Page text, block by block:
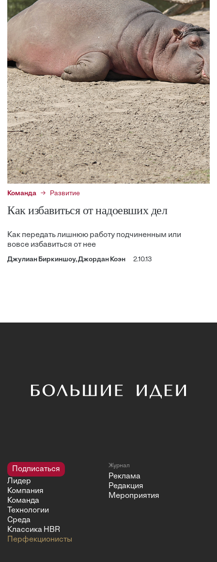
Команда Развитие
Как избавиться от надоевших дел
Как передать лишнюю ­работу подчиненным или
вовсе избавиться от нее
Джулиан Биркиншоу, Джордан Коэн 2.10.13
Подписаться
Лидер
Компания
Команда
Технологии
Среда
Классика HBR
Перфекционисты
Журнал
Реклама
Редакция
Мероприятия